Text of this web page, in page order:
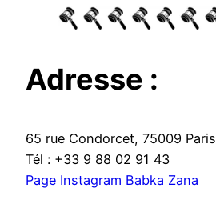
Adresse :
65 rue Condorcet, 75009 Paris
Tél : +33 9 88 02 91 43
Page Instagram Babka Zana